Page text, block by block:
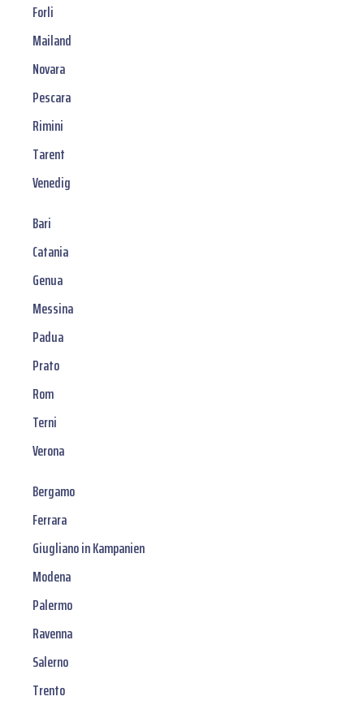
Forli
Mailand
Novara
Pescara
Rimini
Tarent
Venedig
Bari
Catania
Genua
Messina
Padua
Prato
Rom
Terni
Verona
Bergamo
Ferrara
Giugliano in Kampanien
Modena
Palermo
Ravenna
Salerno
Trento